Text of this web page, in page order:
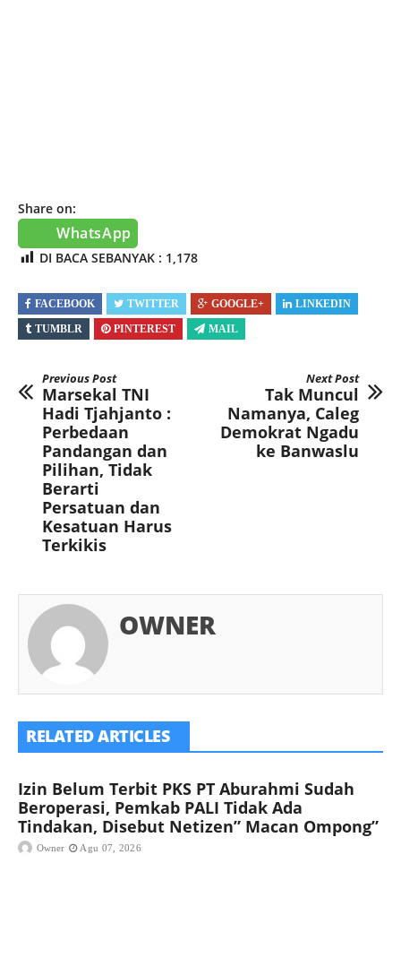
Share on:
WhatsApp
DI BACA SEBANYAK : 1,178
FACEBOOK TWITTER GOOGLE+
LINKEDIN
TUMBLR
PINTEREST MAIL
Previous Post
Marsekal TNI
Hadi Tjahjanto :
Perbedaan
Pandangan dan
Pilihan, Tidak
Berarti
Persatuan dan
Kesatuan Harus
Terkikis
Next Post
Tak Muncul
Namanya, Caleg
Demokrat Ngadu
ke Banwaslu
OWNER
RELATED ARTICLES
Izin Belum Terbit PKS PT Aburahmi Sudah
Beroperasi, Pemkab PALI Tidak Ada
Tindakan, Disebut Netizen” Macan Ompong”
Owner Agu 07, 2026